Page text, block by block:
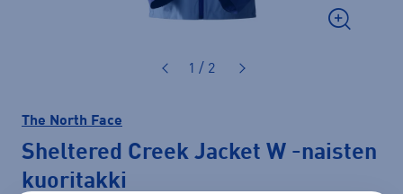
1 / 2
The North Face
Sheltered Creek Jacket W -naisten
kuoritakki